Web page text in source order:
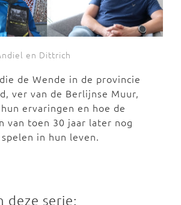
en Dittrich
de Wende in de provincie
ver van de Berlijnse Muur,
ervaringen en hoe de
van toen 30 jaar later nog
in hun leven.
deze serie: